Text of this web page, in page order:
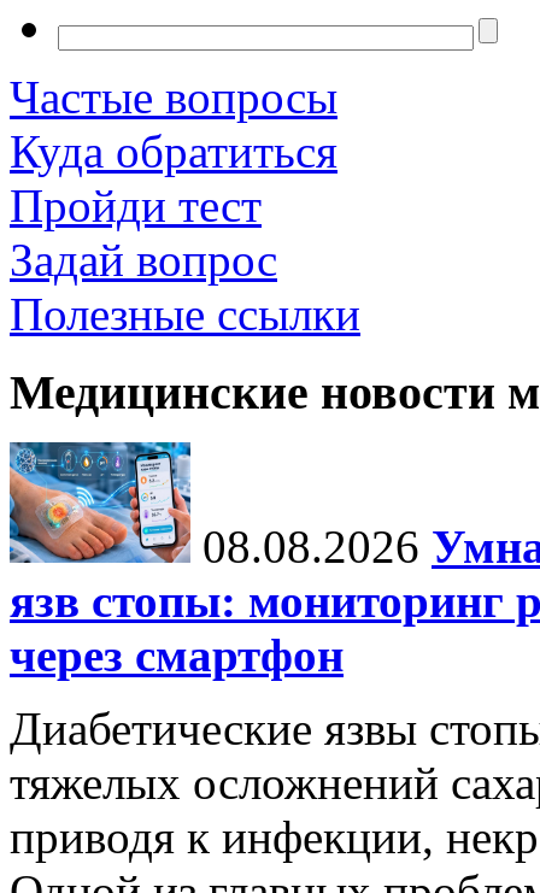
Частые вопросы
Куда обратиться
Пройди тест
Задай вопрос
Полезные ссылки
Медицинские новости
08.08.2026
язв стопы: мониторинг
через смартфон
Диабетические язвы
тяжелых осложнений
приводя к инфекции,